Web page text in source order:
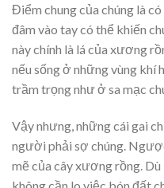
Điểm chung của chúng là
đâm vào tay có thể khiến
này chính là lá của xương
nếu sống ở những vùng khí
trầm trọng như ở sa mạc
Vậy nhưng, những cái gai
người phải sợ chúng.
mẽ của cây xương rồng.